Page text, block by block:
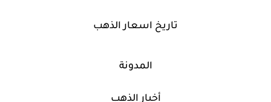
تاريخ اسعار الذهب
المدونة
أخبار الذهب